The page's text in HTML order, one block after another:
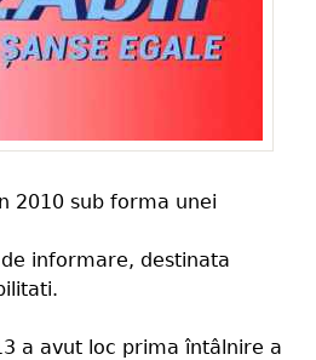
2010 sub forma unei
informare, destinata
a avut loc prima întâlnire a